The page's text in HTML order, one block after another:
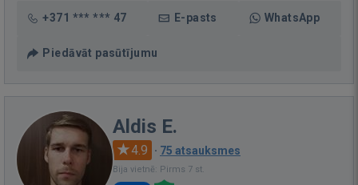
+371 *** *** 47 E-pasts WhatsApp
Piedāvāt pasūtījumu
Aldis E.
4.9 · 75 atsauksmes
Bija vietnē: Pirms 7 st.